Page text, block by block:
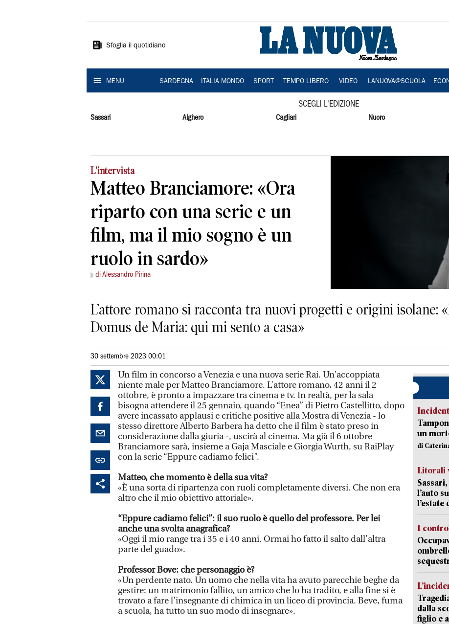
Sardegna
Sfoglia il quotidiano
MENU SARDEGNA ITALIA MONDO SPORT TEMPO LIBERO VIDEO LANUOVA@SCUOLA
SCEGLI L'EDIZIONE
Sassari Alghero Cagliari Nuoro
L'intervista
Matteo Branciamore: «Ora
riparto con una serie e un
film, ma il mio sogno è un
ruolo in sardo»
di Alessandro Pirina
L’attore romano si racconta tra nuovi progetti e origini isolane:
Domus de Maria: qui mi sento a casa»
30 settembre 2023 00:01
Un film in concorso a Venezia e una nuova serie Rai. Un’accoppiata
niente male per Matteo Branciamore. L’attore romano, 42 anni il 2
ottobre, è pronto a impazzare tra cinema e tv. In realtà, per la sala
bisogna attendere il 25 gennaio, quando “Enea” di Pietro Castellitto, dopo
avere incassato applausi e critiche positive alla Mostra di Venezia - lo
stesso direttore Alberto Barbera ha detto che il film è stato preso in
considerazione dalla giuria -, uscirà al cinema. Ma già il 6 ottobre
Branciamore sarà, insieme a Gaja Masciale e Giorgia Wurth, su RaiPlay
con la serie “Eppure cadiamo felici”.
Matteo, che momento è della sua vita?
«È una sorta di ripartenza con ruoli completamente diversi. Che non era
altro che il mio obiettivo attoriale».
“Eppure cadiamo felici”: il suo ruolo è quello del professore. Per lei
anche una svolta anagrafica?
«Oggi il mio range tra i 35 e i 40 anni. Ormai ho fatto il salto dall’altra
parte del guado».
Professor Bove: che personaggio è?
«Un perdente nato. Un uomo che nella vita ha avuto parecchie beghe da
gestire: un matrimonio fallito, un amico che lo ha tradito, e alla fine si è
trovato a fare l’insegnante di chimica in un liceo di provincia. Beve, fuma
a scuola, ha tutto un suo modo di insegnare».
un
di
Litorali
l’auto
l’estate
I
dalla
figlio e